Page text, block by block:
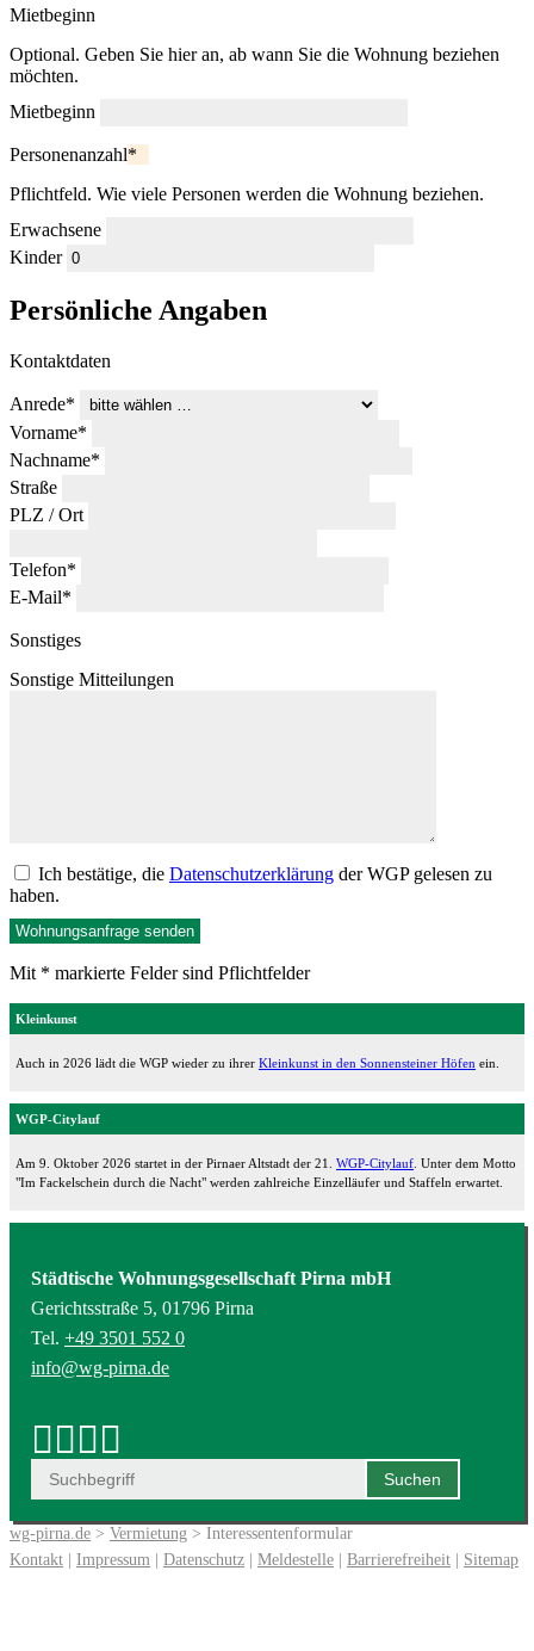
Mietbeginn
Optional. Geben Sie hier an, ab wann Sie die Wohnung beziehen
möchten.
Mietbeginn
Personenanzahl*
Pflichtfeld. Wie viele Personen werden die Wohnung beziehen.
Erwachsene
Kinder
Persönliche Angaben
Kontaktdaten
Anrede*
Vorname*
Nachname*
Straße
PLZ /Ort
Telefon*
E-Mail*
Sonstiges
Sonstige Mitteilungen
Ich bestätige, die Datenschutzerklärung der WGP gelesen zu
haben.
Mit * markierte Felder sind Pflichtfelder
Kleinkunst
Auch in 2026 lädt die WGP wieder zu ihrer Kleinkunst in den Sonnensteiner Höfen ein.
WGP-Citylauf
Am 9. Oktober 2026 startet in der Pirnaer Altstadt der 21. WGP-Citylauf . Unter dem Motto
"Im Fackelschein durch die Nacht" werden zahlreiche Einzelläufer und Staffeln erwartet.
Städtische Wohnungsgesellschaft Pirna mbH
Gerichtsstraße 5, 01796 Pirna
Tel. +49 3501 552 0
info@wg-pirna.de
wg-pirna.de > Vermietung > Interessentenformular
Kontakt
Impressum Datenschutz Meldestelle Barrierefreiheit Sitemap